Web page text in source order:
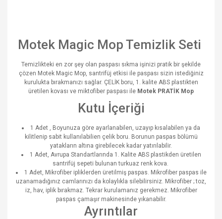
Motek Magic Mop Temizlik Seti
Temizlikteki en zor şey olan paspası sıkma işinizi pratik bir şekilde
çözen Motek Magic Mop, santrifüj etkisi ile paspası sizin istediğiniz
kurulukta bırakmanızı sağlar. ÇELİK boru, 1. kalite ABS plastikten
üretilen kovası ve miktofiber paspası ile Motek PRATİK Mop
Kutu İçeriği
1 Adet , Boyunuza göre ayarlanabilen, uzayıp kısalabilen ya da
kilitlenip sabit kullanılabilien çelik boru. Borunun paspas bölümü
yatakların altına girebilecek kadar yatırılabilir.
1 Adet, Avrupa Standartlarında 1. Kalite ABS plastikden üretilen
santrifüj sepeti bulunan turkuaz renk kova.
1 Adet, Mikrofiber ipliklerden üretilmiş paspas. Mikrofiber paspas ile
uzanamadığınız camlarınızı da kolaylıkla silebilirsiniz. Mikrofiber ; toz,
iz, hav, iplik bırakmaz. Tekrar kurulamanız gerekmez. Mikrofiber
paspas çamaşır makinesinde yıkanabilir.
Ayrıntılar